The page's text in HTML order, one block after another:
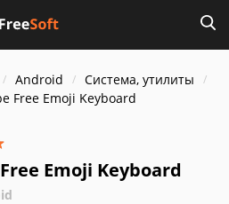
Android
Система, утилиты
Free Emoji Keyboard
Emoji Keyboard